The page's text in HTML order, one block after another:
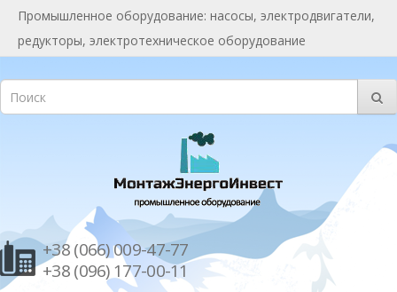
Промышленное оборудование: насосы, электродвигатели,
редукторы, электротехническое оборудование
+38 (066) 009-47-77
+38 (096) 177-00-11